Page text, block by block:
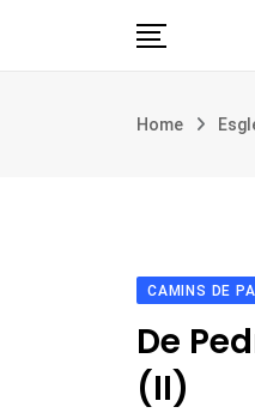
Filosofia i
Home
CAMINS DE
De
(II)